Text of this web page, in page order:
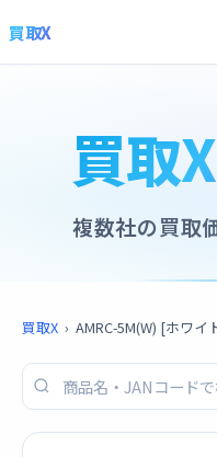
買取X
買取X
複数社の買取
買取X › AMRC-5M(W) [ホワイ